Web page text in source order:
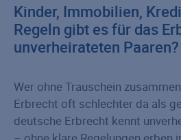
Kinder, Immobilien,
Regeln gibt es für das
unverheirateten Paaren?
Wer ohne Trauschein
Erbrecht oft schlechter da als
deutsche Erbrecht kennt